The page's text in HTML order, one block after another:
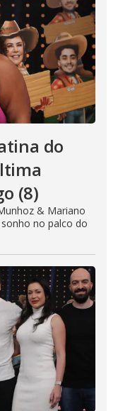
do
(8)
& Mariano
no palco do